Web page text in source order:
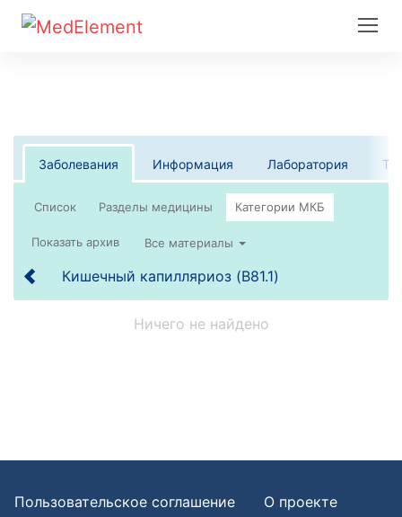
Заболевания Информация Лаборатория
Список
Все материалы
Кишечный капилляриоз (B81.1)
Ничего не найдено
Пользовательское соглашение
О проекте